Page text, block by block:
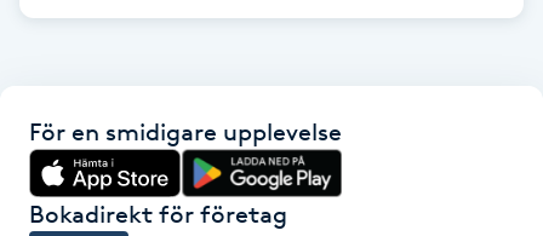
Hatha Yoga
Headspa
För en smidigare upplevelse
Bokadirekt för företag